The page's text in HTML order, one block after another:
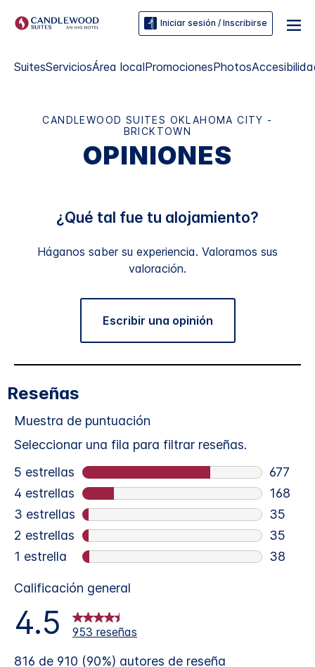
Iniciar sesión / Inscribirse
SuitesServiciosÁrea localPromocionesPhotos
CANDLEWOOD SUITES OKLAHOMA CITY -
BRICKTOWN
OPINIONES
¿Qué tal fue tu alojamiento?
Háganos saber su experiencia. Valoramos sus
valoración.
Escribir una opinión